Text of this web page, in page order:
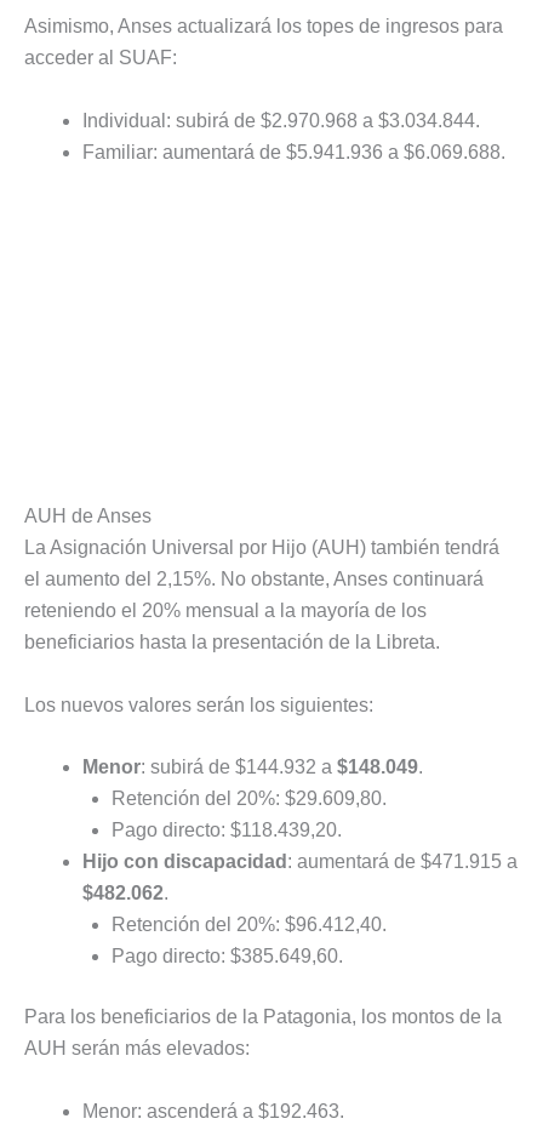
Asimismo, Anses actualizará los topes de ingresos para
acceder al SUAF:
Individual: subirá de $2.970.968 a $3.034.844.
Familiar: aumentará de $5.941.936 a $6.069.688.
AUH de Anses
La Asignación Universal por Hijo (AUH) también tendrá
el aumento del 2,15%. No obstante, Anses continuará
reteniendo el 20% mensual a la mayoría de los
beneficiarios hasta la presentación de la Libreta.
Los nuevos valores serán los siguientes:
Menor: subirá de $144.932 a $148.049.
Retención del 20%: $29.609,80.
Pago directo: $118.439,20.
Hijo con discapacidad : aumentará de $471.915 a
$482.062.
Retención del 20%: $96.412,40.
Pago directo: $385.649,60.
Para los beneficiarios de la Patagonia, los montos de la
AUH serán más elevados:
Menor: ascenderá a $192.463.